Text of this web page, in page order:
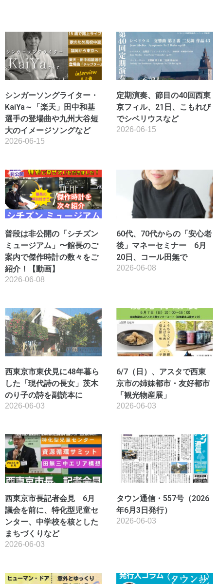
シンガーソングライター・
KaiYa～「楽天」田中和基
選手の登場曲や九州大谷短
大のイメージソングなど
2026-06-15
定期演奏、節目の40回西東
京フィル、21日、こもれび
でシベリウスなど
2026-06-15
普段は非公開の「シチズン
ミュージアム」〜館長のご
案内で傑作時計の数々をご
紹介！【動画】
2026-06-08
60代、70代からの「安心老
後」マネーセミナー 6月
20日、コール田無で
2026-06-08
西東京市東伏見に48年暮ら
した「現代詩の長女」茨木
のり子の詩を副読本に
2026-06-03
6/7（日）、アスタで西東
京市の姉妹都市・友好都市
「観光物産展」
2026-06-03
西東京市長記者会見 6月
議会を前に、特化型児童セ
ンター、中学校を核とした
まちづくりなど
2026-06-03
タウン通信・557号（2026
年6月3日発行）
2026-06-03